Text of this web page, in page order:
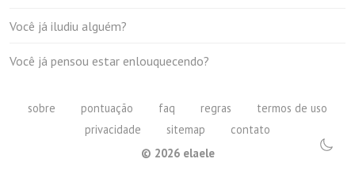
Você já iludiu alguém?
Você já pensou estar enlouquecendo?
sobre pontuação faq regras
termos de uso
privacidade
sitemap
contato
© 2026elaele